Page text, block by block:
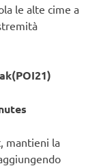
le alte cime a
mantieni la